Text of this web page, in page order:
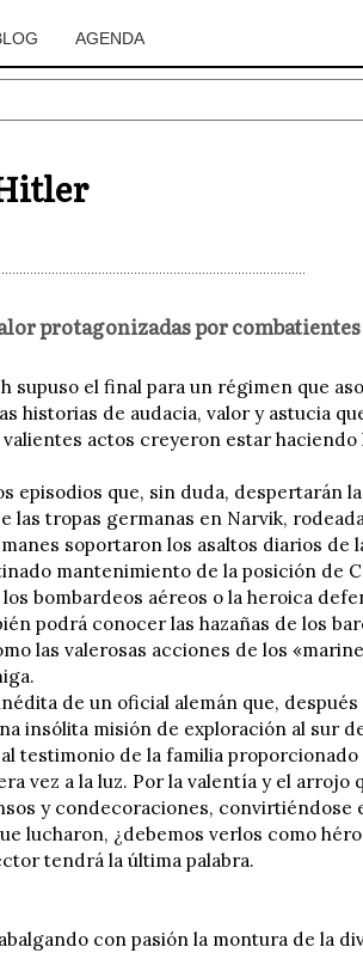
AGENDA
protagonizadas por
supuso el final para un régimen que
historias de audacia, valor y astucia
actos creyeron estar
episodios que, sin duda, despertarán
las tropas germanas en Narvik,
soportaron los asaltos diarios de
mantenimiento de la posición de
bombardeos aéreos o la heroica
podrá conocer las hazañas de los
las valerosas acciones de los
de un oficial alemán que,
insólita misión de exploración al sur
testimonio de la familia
vez a la luz. Por la valentía y el
y condecoraciones,
lucharon, ¿debemos verlos como
tendrá la última palabra.
con pasión la montura de la